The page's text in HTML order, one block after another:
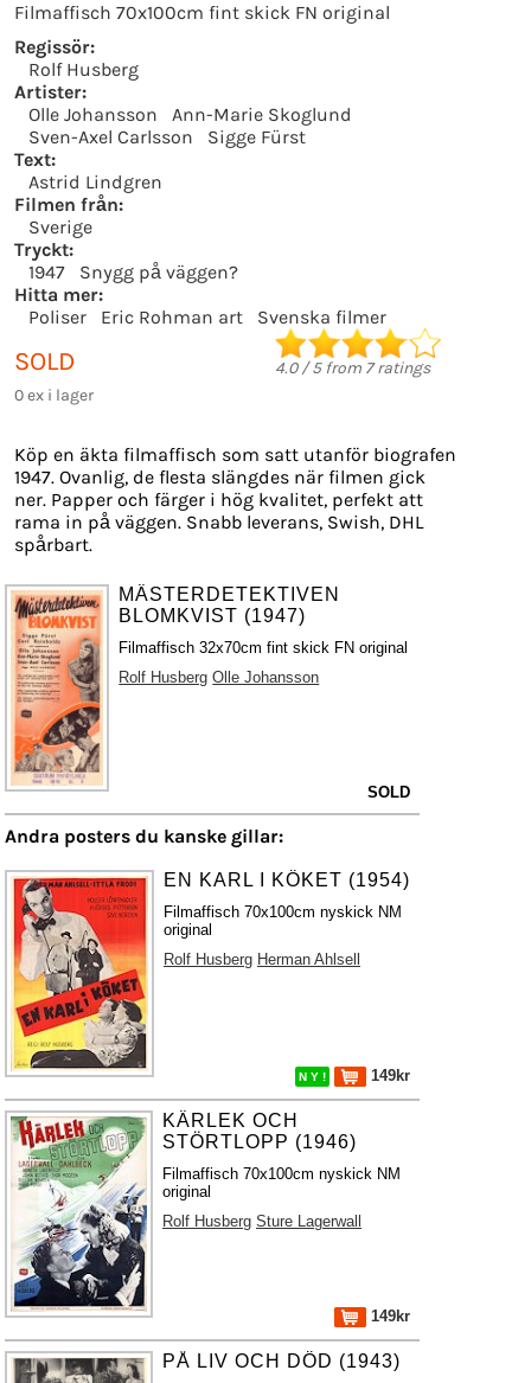
Filmaffisch 70x100cm fint skick FN original
Regissör:
Rolf Husberg
Artister:
Olle Johansson
Ann-Marie Skoglund
Sven-Axel Carlsson
Sigge Fürst
Text:
Astrid Lindgren
Filmen från:
Sverige
Tryckt:
1947
Snygg på väggen?
Hitta mer:
Poliser
Eric Rohman art Svenska filmer
SOLD
0 ex i lager
4.0/5from 7ratings
Köp en äkta filmaffisch som satt utanför biografen
1947. Ovanlig, de flesta slängdes när filmen gick
ner. Papper och färger i hög kvalitet, perfekt att
rama in på väggen. Snabb leverans, Swish, DHL
spårbart.
MÄSTERDETEKTIVEN
BLOMKVIST (1947)
Filmaffisch 32x70cm fint skick FN original
Rolf Husberg Olle Johansson
SOLD
Andra posters du kanske gillar:
EN KARL I KÖKET (1954)
Filmaffisch 70x100cm nyskick NM
original
Rolf Husberg Herman Ahlsell
N Y ! 149kr
KÄRLEK OCH
STÖRTLOPP (1946)
Filmaffisch 70x100cm nyskick NM
original
Rolf Husberg Sture Lagerwall
149kr
PÅ LIV OCH DÖD (1943)